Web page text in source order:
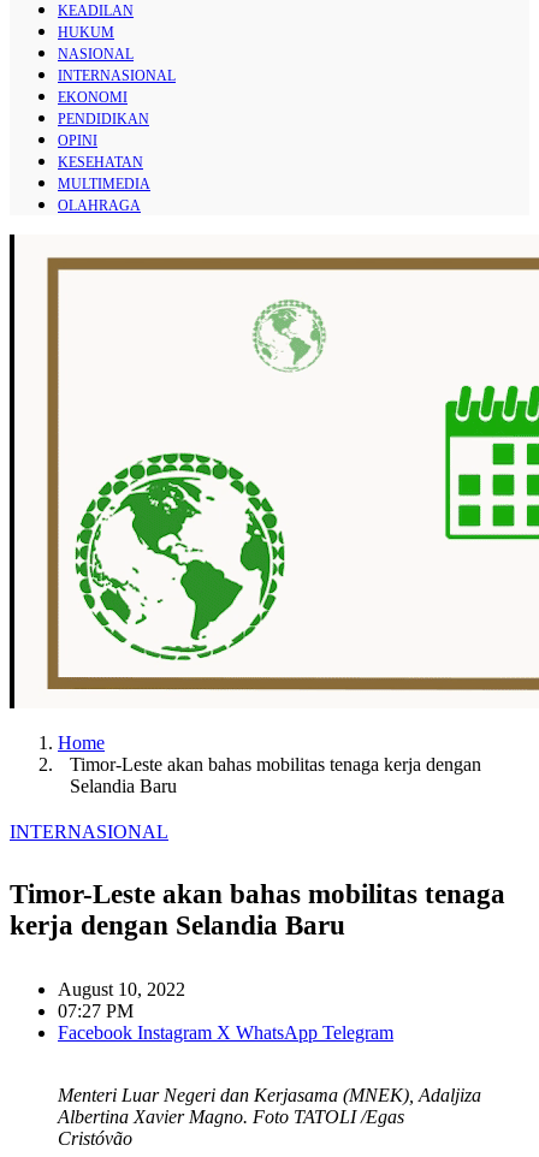
KEADILAN
HUKUM
NASIONAL
INTERNASIONAL
EKONOMI
PENDIDIKAN
OPINI
KESEHATAN
MULTIMEDIA
OLAHRAGA
Home
Timor-Leste akan bahas mobilitas tenaga kerja dengan
Selandia Baru
INTERNASIONAL
Timor-Leste akan bahas mobilitas tenaga
kerja dengan Selandia Baru
August 10, 2022
07:27 PM
Facebook Instagram X WhatsApp Telegram
Menteri Luar Negeri dan Kerjasama (MNEK), Adaljiza
Albertina Xavier Magno. Foto TATOLI /Egas
Cristóvão